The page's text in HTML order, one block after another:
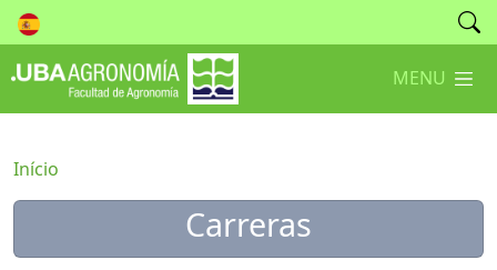
MENU
Início
Carreras